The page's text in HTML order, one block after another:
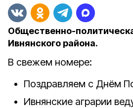
Общественно-
Ивнянского района.
В свежем номере:
Поздравляем с Днём
Ивнянские аграрии